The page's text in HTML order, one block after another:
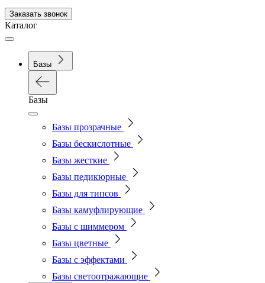
Заказать звонок
Каталог
Базы
Базы
Базы прозрачные
Базы бескислотные
Базы жесткие
Базы педикюрные
Базы для типсов
Базы камуфлирующие
Базы с шиммером
Базы цветные
Базы с эффектами
Базы светоотражающие